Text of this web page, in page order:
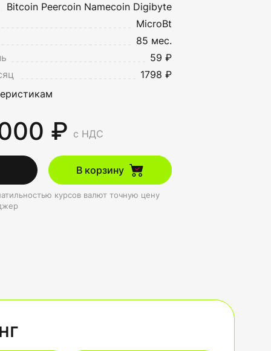
Bitcoin Peercoin Namecoin Digibyte
MicroBt
85 мес.
59 ₽
1798 ₽
₽ с НДС
В корзину
курсов валют точную цену